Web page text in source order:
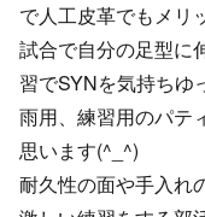
で人工皮革でもメリ
試合で自分の足型に
習でSYNを気持ちゆ
雨用、練習用のパテ
思います(^_^)
耐久性の面や手入れ